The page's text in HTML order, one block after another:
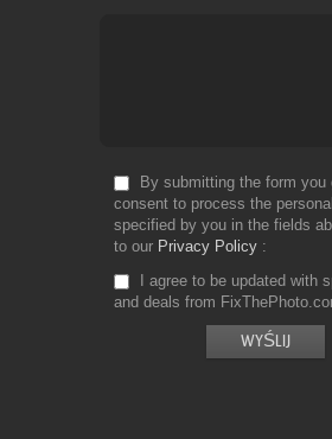
By submitting the form you
consent to process the
specified by you in the fields
to our Privacy Policy
I agree to be updated with
and deals from